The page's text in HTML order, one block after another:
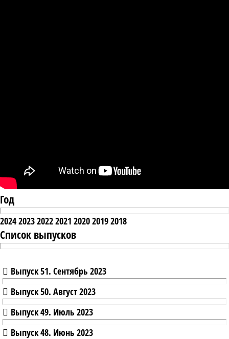
Год
2024202320222021 202020192018
Список выпусков
Выпуск 51. Сентябрь 2023
Выпуск 50. Август 2023
Выпуск 49. Июль 2023
Выпуск 48. Июнь 2023